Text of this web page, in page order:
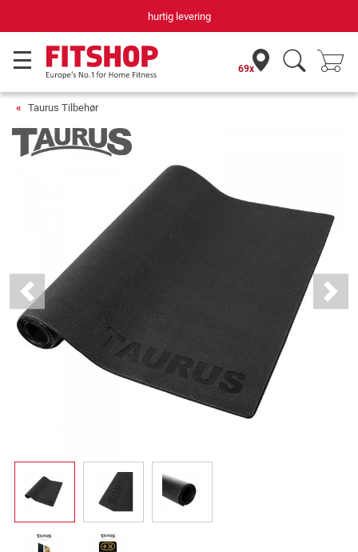
hurtig levering
69x
Taurus Tilbehør
Previous Next